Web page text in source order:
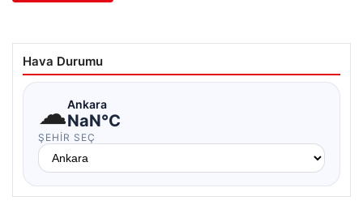
Hava Durumu
☁Ankara
NaN°C
ŞEHIR SEÇ